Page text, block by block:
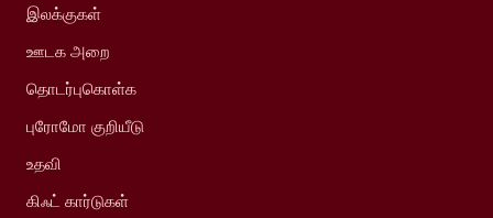
இலக்குகள்
ஊடக அறை
தொடர்புகொள்க
புரோமோ குறியீடு
உதவி
கிஃட் கார்டுகள்